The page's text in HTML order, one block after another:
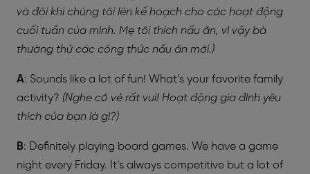
và đôi khi chúng tôi lên kế hoạch cho các hoạt động
cuối tuần của mình. Mẹ tôi thích nấu ăn, vì vậy bà
thường thử các công thức nấu ăn mới.)
A: Sounds like a lot of fun! What’s your favorite family
activity? (Nghe có vẻ rất vui! Hoạt động gia đình yêu
thích của bạn là gì?)
B: Definitely playing board games. We have a game
night every Friday. It’s always competitive but a lot of